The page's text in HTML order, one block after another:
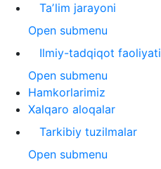
Taʼlim jarayoni
Open submenu
Ilmiy-tadqiqot faoliyati
Open submenu
Hamkorlarimiz
Xalqaro aloqalar
Tarkibiy tuzilmalar
Open submenu